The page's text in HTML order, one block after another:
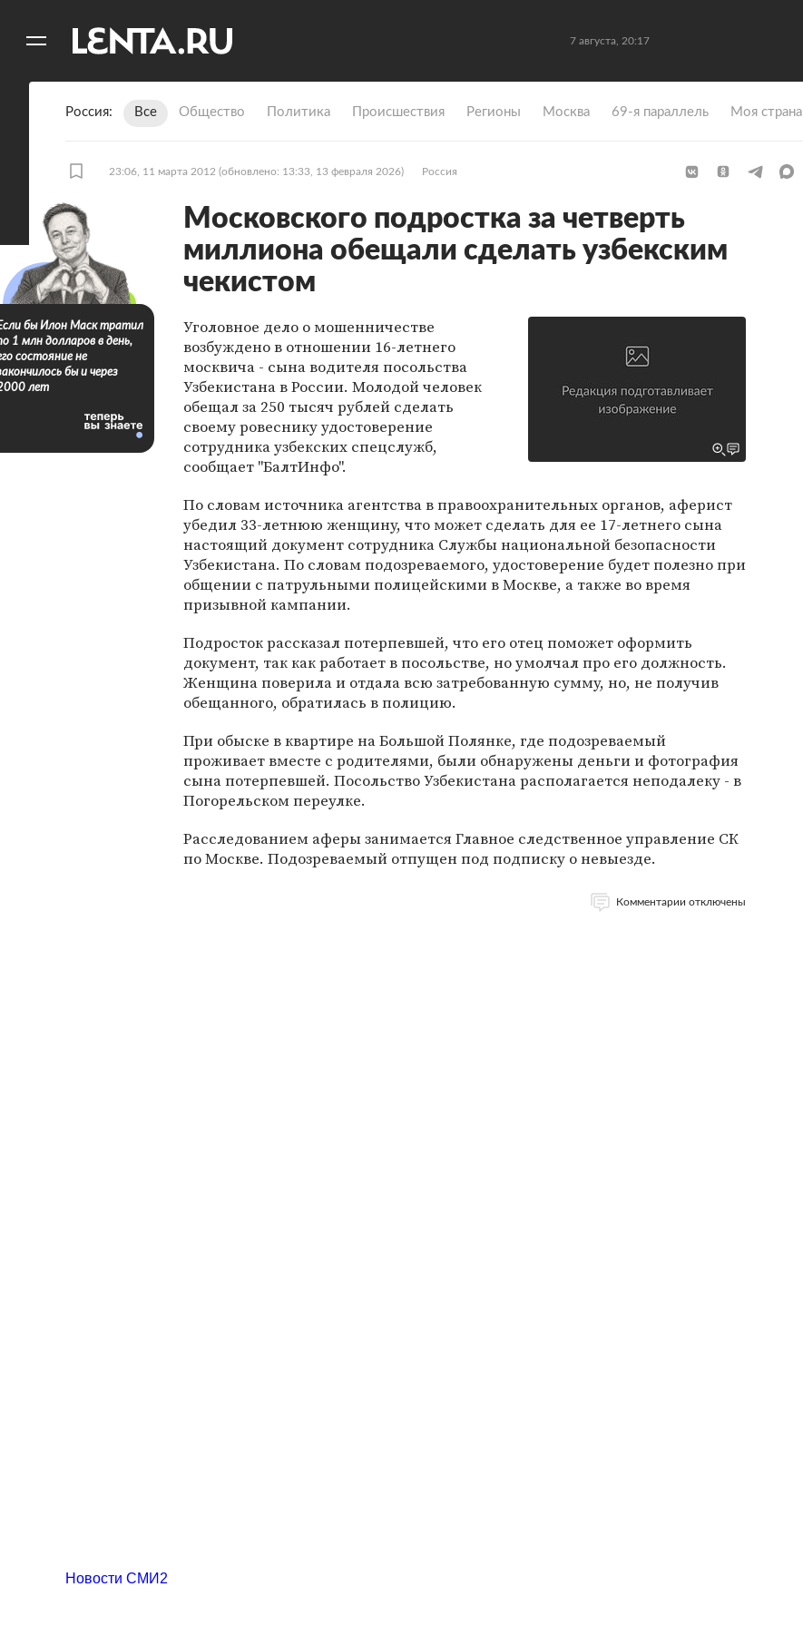
7 августа, 20:17
Россия Все Общество Политика Происшествия Регионы Москва 69-я параллель Моя страна
23:06, 11 марта 2012 (обновлено: 13:33, 13 февраля 2026) Россия
Московского подростка за четверть
миллиона обещали сделать узбекским
чекистом
Уголовное дело о мошенничестве
возбуждено в отношении 16-летнего
москвича - сына водителя посольства
Узбекистана в России. Молодой человек
обещал за 250 тысяч рублей сделать
своему ровеснику удостоверение
сотрудника узбекских спецслужб,
сообщает "БалтИнфо".
По словам источника агентства в правоохранительных органов, аферист
убедил 33-летнюю женщину, что может сделать для ее 17-летнего сына
настоящий документ сотрудника Службы национальной безопасности
Узбекистана. По словам подозреваемого, удостоверение будет полезно при
общении с патрульными полицейскими в Москве, а также во время
призывной кампании.
Подросток рассказал потерпевшей, что его отец поможет оформить
документ, так как работает в посольстве, но умолчал про его должность.
Женщина поверила и отдала всю затребованную сумму, но, не получив
обещанного, обратилась в полицию.
При обыске в квартире на Большой Полянке, где подозреваемый
проживает вместе с родителями, были обнаружены деньги и фотография
сына потерпевшей. Посольство Узбекистана располагается неподалеку - в
Погорельском переулке.
Расследованием аферы занимается Главное следственное управление СК
по Москве. Подозреваемый отпущен под подписку о невыезде.
Комментарии отключены
бы Илон Маск тратил
1 млн долларов в день,
состояние не
бы и через
лет
Новости СМИ2